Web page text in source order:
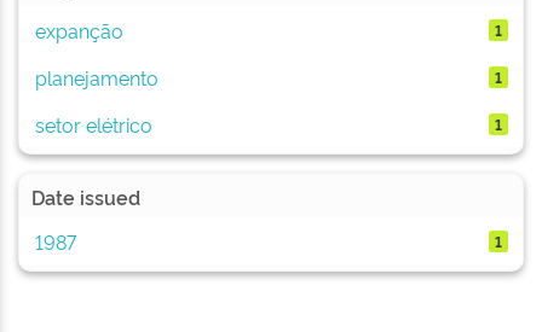
expanção
1
planejamento 1
setor elétrico 1
Date issued
1987
1